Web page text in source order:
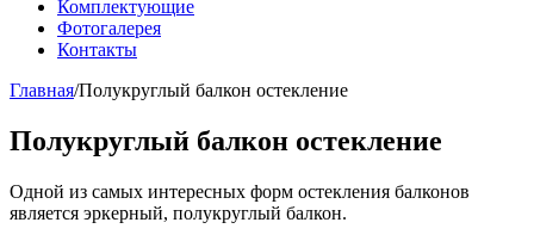
Комплектующие
Фотогалерея
Контакты
Главная/Полукруглый балкон остекление
Полукруглый балкон остекление
Одной из самых интересных форм остекления балконов
является эркерный, полукруглый балкон.